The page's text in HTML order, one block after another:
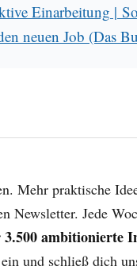
Einarbeitung |
neuen Job (Das
Mehr praktische
Newsletter. Jede
3.500 ambitionierte
und schließ dich